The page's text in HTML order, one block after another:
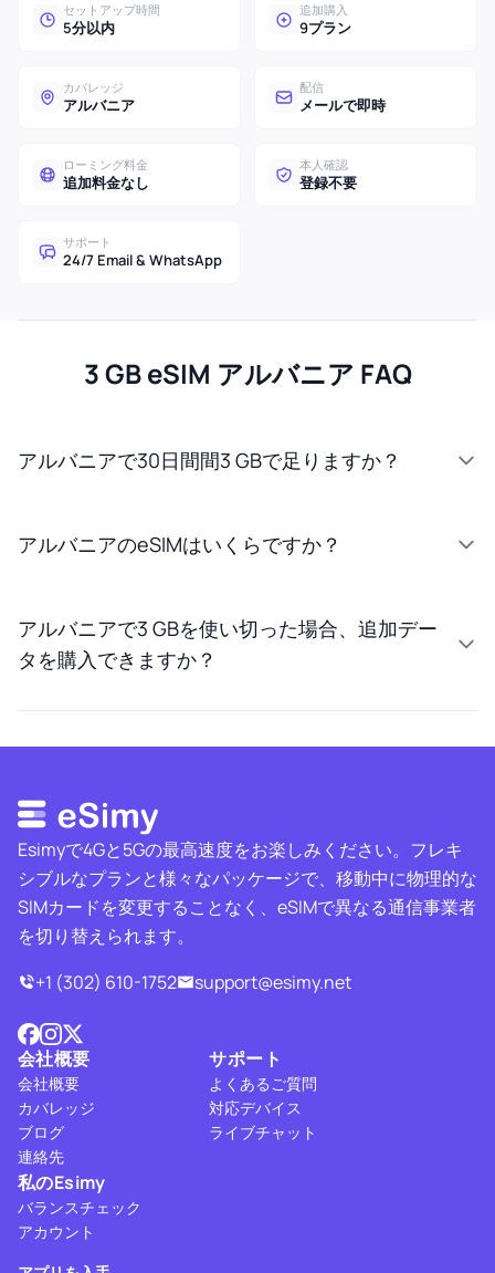
セットアップ時間
5分以内
追加購入
9プラン
カバレッジ
アルバニア
配信
メールで即時
ローミング料金
追加料金なし
本人確認
登録不要
サポート
24/7 Email & WhatsApp
3 GB eSIM アルバニア FAQ
アルバニアで30日間間3 GBで足りますか？
アルバニアのeSIMはいくらですか？
アルバニアで3 GBを使い切った場合、追加デー
タを購入できますか？
Esimyで4Gと5Gの最高速度をお楽しみください。フレキ
シブルなプランと様々なパッケージで、移動中に物理的な
SIMカードを変更することなく、eSIMで異なる通信事業者
を切り替えられます。
+1 (302) 610-1752
support@esimy.net
会社概要
会社概要
カバレッジ
ブログ
連絡先
サポート
よくあるご質問
対応デバイス
ライブチャット
私のEsimy
バランスチェック
アカウント